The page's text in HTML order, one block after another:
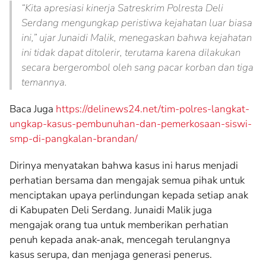
“Kita apresiasi kinerja Satreskrim Polresta Deli
Serdang mengungkap peristiwa kejahatan luar biasa
ini,” ujar Junaidi Malik, menegaskan bahwa kejahatan
ini tidak dapat ditolerir, terutama karena dilakukan
secara bergerombol oleh sang pacar korban dan tiga
temannya.
Baca Juga https://delinews24.net/tim-polres-langkat-
ungkap-kasus-pembunuhan-dan-pemerkosaan-siswi-
smp-di-pangkalan-brandan/
Dirinya menyatakan bahwa kasus ini harus menjadi
perhatian bersama dan mengajak semua pihak untuk
menciptakan upaya perlindungan kepada setiap anak
di Kabupaten Deli Serdang. Junaidi Malik juga
mengajak orang tua untuk memberikan perhatian
penuh kepada anak-anak, mencegah terulangnya
kasus serupa, dan menjaga generasi penerus.